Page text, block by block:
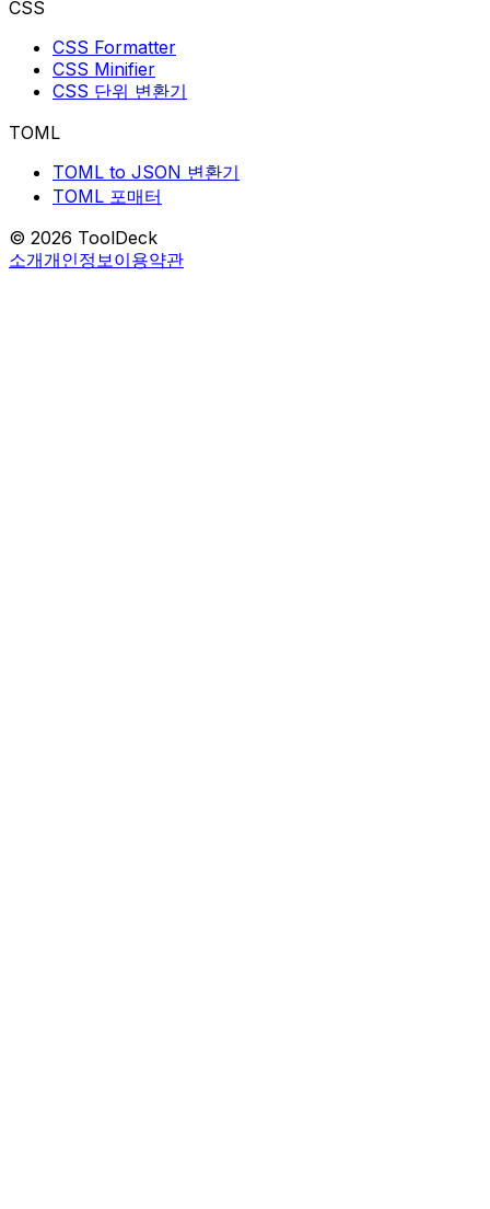
CSS
CSS Formatter
CSS Minifier
CSS 단위 변환기
TOML
TOML to JSON 변환기
TOML 포매터
© 2026 ToolDeck
소개개인정보이용약관